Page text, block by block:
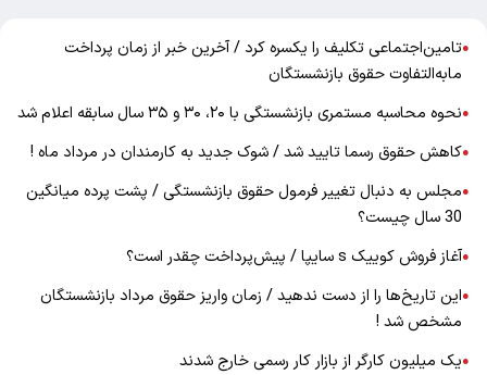
●تامین‌اجتماعی تکلیف را یکسره کرد / آخرین خبر از زمان پرداخت
مابه‌التفاوت حقوق بازنشستگان
●نحوه محاسبه مستمری بازنشستگی با ۲۰، ۳۰ و ۳۵ سال سابقه اعلام شد
●کاهش حقوق رسما تایید شد / شوک جدید به کارمندان در مرداد ماه !
●مجلس به دنبال تغییر فرمول حقوق بازنشستگی / پشت پرده میانگین
30 سال چیست؟
●آغاز فروش کوییک s سایپا / پیش‌پرداخت چقدر است؟
●این تاریخ‌ها را از دست ندهید / زمان واریز حقوق مرداد بازنشستگان
مشخص شد !
●یک میلیون کارگر از بازار کار رسمی خارج شدند